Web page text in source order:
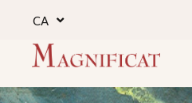
CA